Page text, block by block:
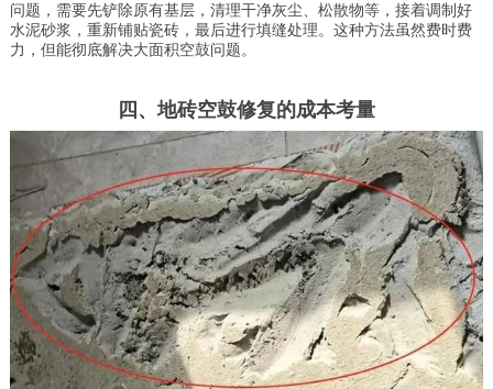
问题，需要先铲除原有基层，清理干净灰尘、松散物等，接着调制好
水泥砂浆，重新铺贴瓷砖，最后进行填缝处理。这种方法虽然费时费
力，但能彻底解决大面积空鼓问题。
四、地砖空鼓修复的成本考量